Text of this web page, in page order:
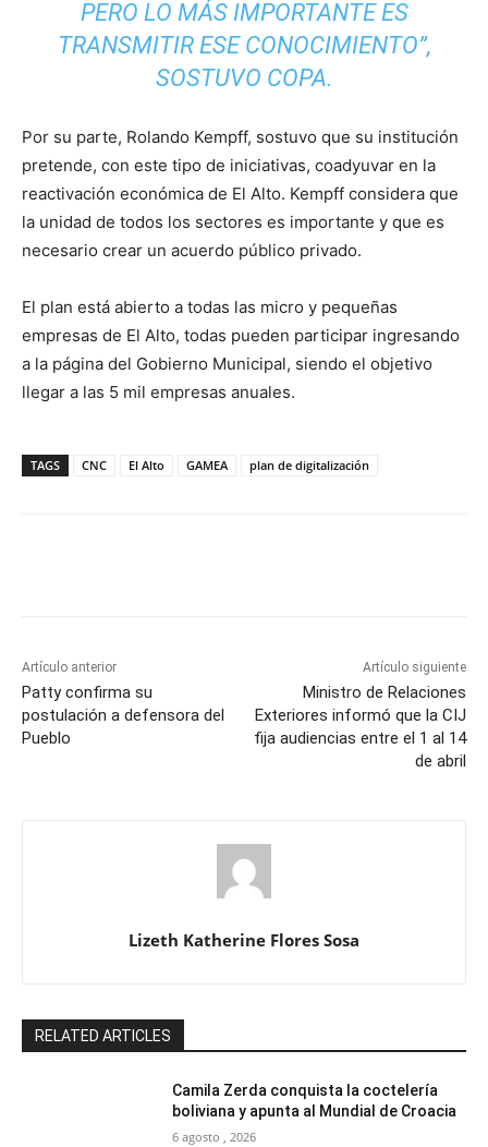
PERO LO MÁS IMPORTANTE ES
TRANSMITIR ESE CONOCIMIENTO”,
SOSTUVO COPA.
Por su parte, Rolando Kempff, sostuvo que su institución
pretende, con este tipo de iniciativas, coadyuvar en la
reactivación económica de El Alto. Kempff considera que
la unidad de todos los sectores es importante y que es
necesario crear un acuerdo público privado.
El plan está abierto a todas las micro y pequeñas
empresas de El Alto, todas pueden participar ingresando
a la página del Gobierno Municipal, siendo el objetivo
llegar a las 5 mil empresas anuales.
TAGS CNC El Alto GAMEA plan de digitalización
Artículo anterior
Patty confirma su
postulación a defensora del
Pueblo
Artículo siguiente
Ministro de Relaciones
Exteriores informó que la CIJ
fija audiencias entre el 1 al 14
de abril
Lizeth Katherine Flores Sosa
RELATED ARTICLES
Camila Zerda conquista la coctelería
boliviana y apunta al Mundial de Croacia
6 agosto , 2026